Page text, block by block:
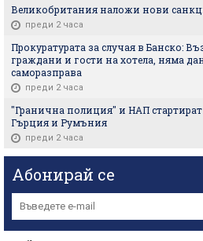
Великобритания наложи нови
преди 2 часа
Прокуратурата за случая в Банско:
граждани и гости на хотела, няма
саморазправа
преди 2 часа
"Гранична полиция" и НАП
Гърция и Румъния
преди 2 часа
Абонирай се